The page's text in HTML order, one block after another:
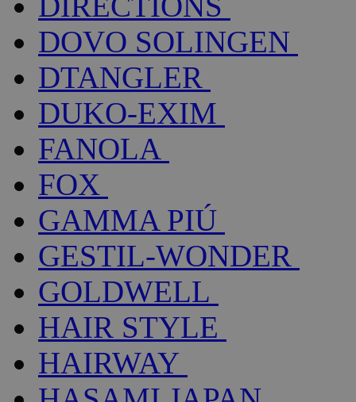
DOVO SOLINGEN
DTANGLER
DUKO-EXIM
FANOLA
FOX
GAMMA PIÚ
GESTIL-WONDER
GOLDWELL
HAIR STYLE
HAIRWAY